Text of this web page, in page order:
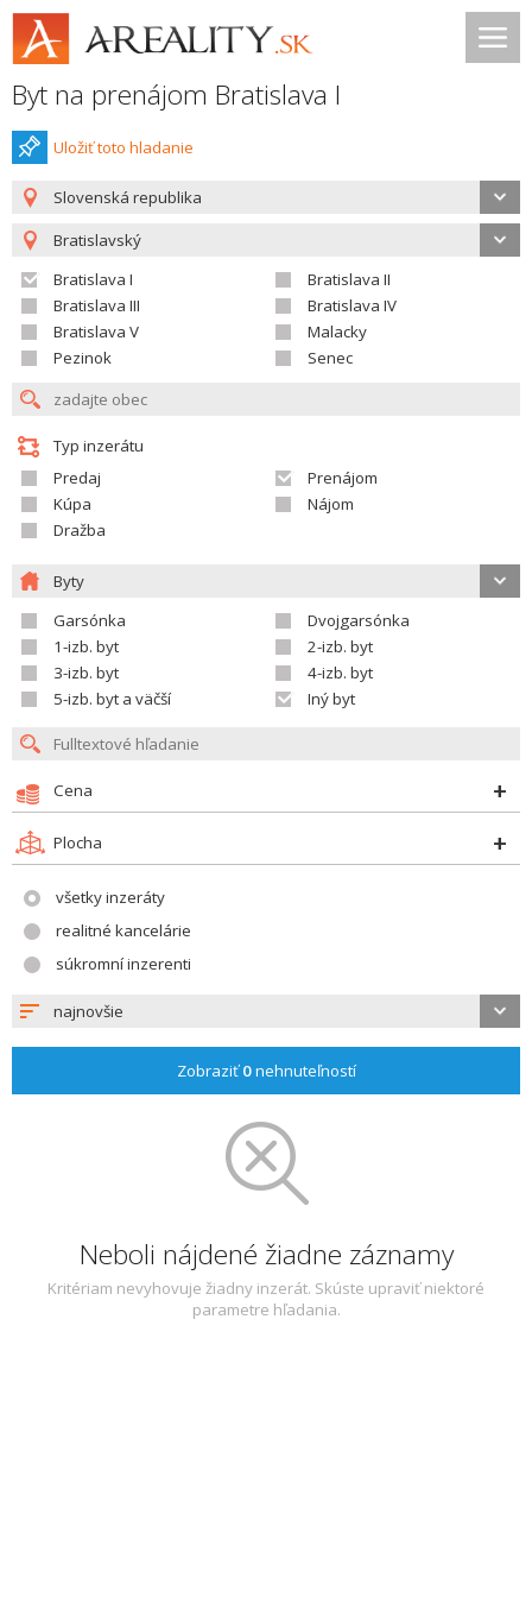
Byt na prenájom Bratislava I
Uložiť toto hladanie
Slovenská republika
Bratislavský
Bratislava I
Bratislava II
Bratislava III
Bratislava IV
Bratislava V
Malacky
Pezinok
Senec
Typ inzerátu
Predaj
Prenájom
Kúpa
Nájom
Dražba
Byty
Garsónka
Dvojgarsónka
1-izb. byt
2-izb. byt
3-izb. byt
4-izb. byt
5-izb. byt a väčší
Iný byt
Cena
Plocha
všetky inzeráty
realitné kancelárie
súkromní inzerenti
najnovšie
Zobraziť0nehnuteľností
Neboli nájdené žiadne záznamy
Kritériam nevyhovuje žiadny inzerát. Skúste upraviť niektoré
parametre hľadania.